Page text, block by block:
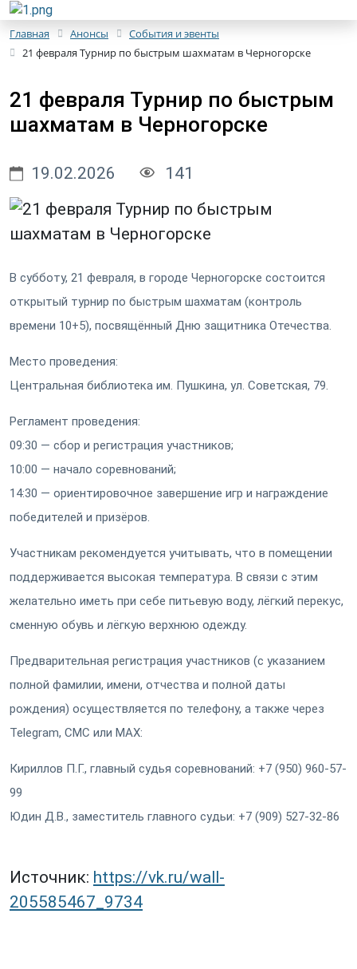
Главная Анонсы
События и эвенты
21 февраля Турнир по быстрым шахматам в Черногорске
21 февраля Турнир по быстрым
шахматам в Черногорске
19.02.2026 141
В субботу, 21 февраля, в городе Черногорске состоится
открытый турнир по быстрым шахматам (контроль
времени 10+5), посвящённый Дню защитника Отечества.
Место проведения:
Центральная библиотека им. Пушкина, ул. Советская, 79.
Регламент проведения:
09:30 — сбор и регистрация участников;
10:00 — начало соревнований;
14:30 — ориентировочное завершение игр и награждение
победителей и призёров.
Участникам рекомендуется учитывать, что в помещении
поддерживается высокая температура. В связи с этим
желательно иметь при себе питьевую воду, лёгкий перекус,
сменную обувь и лёгкую верхнюю одежду.
Предварительная регистрация участников (с указанием
полной фамилии, имени, отчества и полной даты
рождения) осуществляется по телефону, а также через
Telegram, СМС или МАХ:
Кириллов П.Г., главный судья соревнований: +7 (950) 960-57-
99
Юдин Д.В., заместитель главного судьи: +7 (909) 527-32-86
Источник: https://vk.ru/wall-
205585467_9734